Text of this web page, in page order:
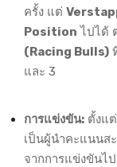
ครั้ง แต่
Position ไปได้
(Racing Bulls)
และ 3
การแข่งขัน: ตั้งแ
เป็นผู้นำคะแนนส
จากการแข่งขันไ